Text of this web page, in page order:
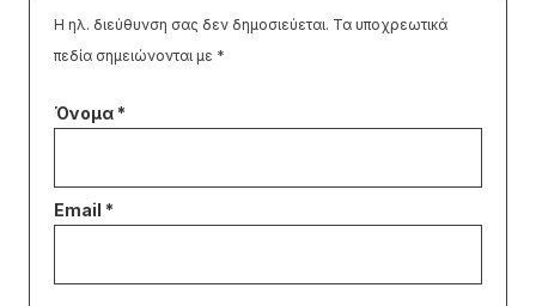
Η ηλ. διεύθυνση σας δεν δημοσιεύεται. Τα υποχρεωτικά
πεδία σημειώνονται με *